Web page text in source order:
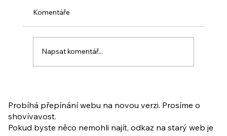
ukázkové lekce
Komentáře
Napsat komentář...
Probíhá přepínání webu na novou verzi. Prosíme o
shovívavost.
Pokud byste něco nemohli najít, odkaz na starý web je